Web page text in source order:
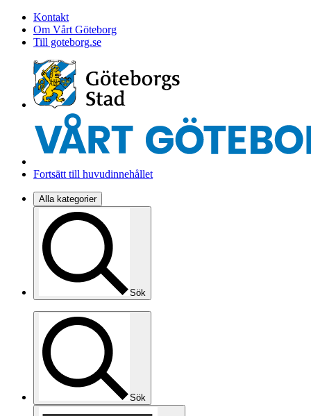
Kontakt
Om Vårt Göteborg
Till goteborg.se
Fortsätt till huvudinnehållet
Alla kategorier
Sök
Sök